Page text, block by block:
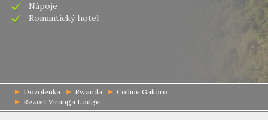
Nápoje
Romantický hotel
Dovolenka Rwanda
Colline Gakoro
Rezort Virunga Lodge